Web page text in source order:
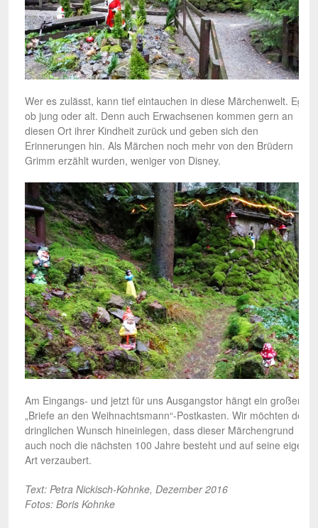
Wer es zulässt, kann tief eintauchen in diese Märchenwelt. Egal
ob jung oder alt. Denn auch Erwachsenen kommen gern an
diesen Ort ihrer Kindheit zurück und geben sich den
Erinnerungen hin. Als Märchen noch mehr von den Brüdern
Grimm erzählt wurden, weniger von Disney.
Am Eingangs- und jetzt für uns Ausgangstor hängt ein großer
„Briefe an den Weihnachtsmann“-Postkasten. Wir möchten den
dringlichen Wunsch hineinlegen, dass dieser Märchengrund
auch noch die nächsten 100 Jahre besteht und auf seine eigene
Art verzaubert.
Text: Petra Nickisch-Kohnke, Dezember 2016
Fotos: Boris Kohnke